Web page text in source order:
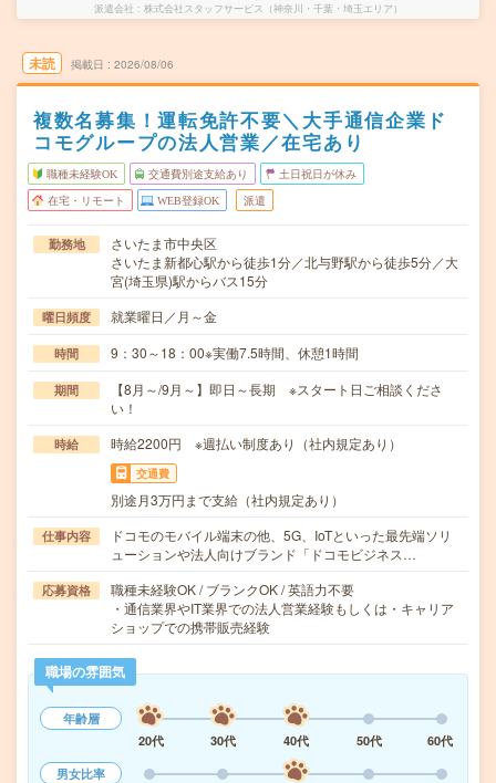
派遣会社 株式会社スタッフサービス（神奈川・千葉・埼玉エリア）
未読 掲載日 2026/08/06
複数名募集！運転免許不要＼大手通信企業ド
コモグループの法人営業／在宅あり
職種未経験OK 交通費別途支給あり 土日祝日が休み
在宅・リモート WEB登録OK 派遣
勤務地
さいたま市中央区
さいたま新都心駅から徒歩1分／北与野駅から徒歩5分／大
宮(埼玉県)駅からバス15分
曜日頻度 就業曜日／月～金
時間 9：30～18：00※実働7.5時間、休憩1時間
期間
【8月～/9月～】即日～長期 ※スタート日ご相談くださ
い！
時給 時給2200円 ※週払い制度あり（社内規定あり）
交通費
別途月3万円まで支給（社内規定あり）
仕事内容
ドコモのモバイル端末の他、5G、IoTといった最先端ソリ
ューションや法人向けブランド「ドコモビジネス…
応募資格
職種未経験OK / ブランクOK / 英語力不要
・通信業界やIT業界での法人営業経験もしくは・キャリア
ショップでの携帯販売経験
職場の雰囲気
年齢層
20代
30代 40代 50代
60代
男女比率